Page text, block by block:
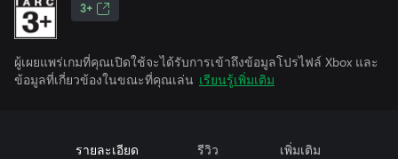
3+
ผู้เผยแพร่เกมที่คุณเปิดใช้จะได้รับการเข้าถึงข้อมูลโปรไฟล์ Xbox และ
ข้อมูลที่เกี่ยวข้องในขณะที่คุณเล่น เรียนรู้เพิ่มเติม
รายละเอียด รีวิว เพิ่มเติม